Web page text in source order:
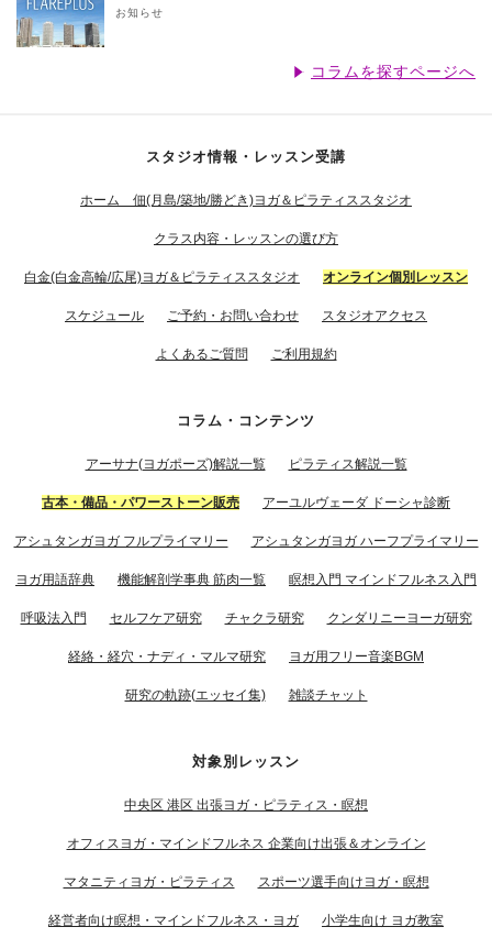
お知らせ
コラムを探すページへ
スタジオ情報・レッスン受講
ホーム 佃(月島/築地/勝どき)ヨガ＆ピラティススタジオ
クラス内容・レッスンの選び方
白金(白金高輪/広尾)ヨガ＆ピラティススタジオ オンライン個別レッスン
スケジュール ご予約・お問い合わせ スタジオアクセス
よくあるご質問 ご利用規約
コラム・コンテンツ
アーサナ(ヨガポーズ)解説一覧 ピラティス解説一覧
古本・備品・パワーストーン販売 アーユルヴェーダ ドーシャ診断
アシュタンガヨガ フルプライマリー アシュタンガヨガ ハーフプライマリー
ヨガ用語辞典 機能解剖学事典 筋肉一覧 瞑想入門 マインドフルネス入門
呼吸法入門 セルフケア研究 チャクラ研究 クンダリニーヨーガ研究
経絡・経穴・ナディ・マルマ研究 ヨガ用フリー音楽BGM
研究の軌跡(エッセイ集) 雑談チャット
対象別レッスン
中央区 港区 出張ヨガ・ピラティス・瞑想
オフィスヨガ・マインドフルネス 企業向け出張＆オンライン
マタニティヨガ・ピラティス スポーツ選手向けヨガ・瞑想
経営者向け瞑想・マインドフルネス・ヨガ 小学生向け ヨガ教室